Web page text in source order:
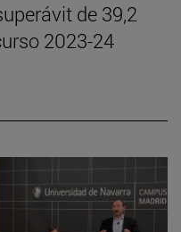
de 39,2
2023-24